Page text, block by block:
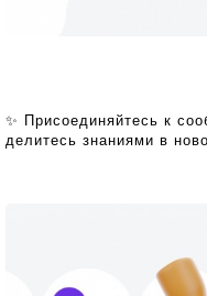
✨ Присоединяйтесь к
делитесь знаниями в